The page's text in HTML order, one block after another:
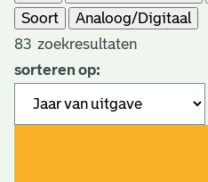
Soort
Analoog/Digitaal
83 zoekresultaten
sorteren op: